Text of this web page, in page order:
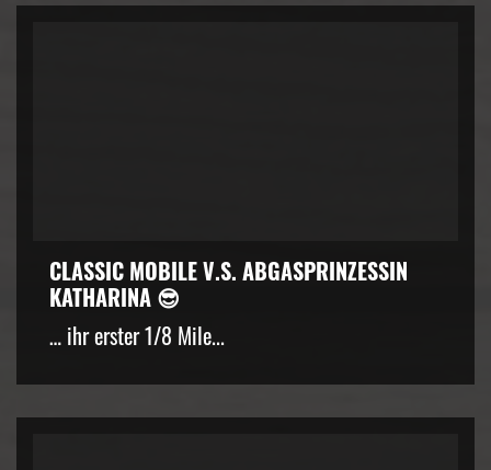
CLASSIC MOBILE V.S. ABGASPRINZESSIN
KATHARINA 😎
… ihr erster 1/8 Mile...